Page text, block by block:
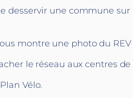
desservir une commune
montre une photo du
le réseau aux centres
Vélo.